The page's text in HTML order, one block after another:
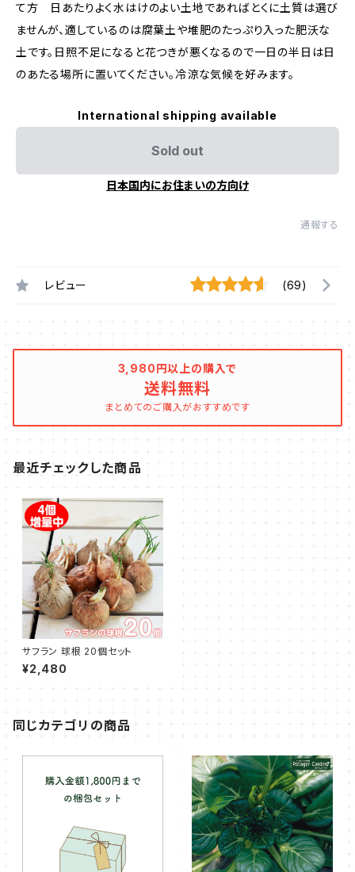
て方 日あたりよく水はけのよい土地であればとくに土質は選び
ませんが、適しているのは腐葉土や堆肥のたっぷり入った肥沃な
土です。日照不足になると花つきが悪くなるので一日の半日は日
のあたる場所に置いてください。冷涼な気候を好みます。
International shipping available
Sold out
日本国内にお住まいの方向け
通報する
レビュー (69)
3,980円以上の購入で
送料無料
まとめてのご購入がおすすめです
最近チェックした商品
サフラン 球根 20個セット
¥2,480
同じカテゴリの商品